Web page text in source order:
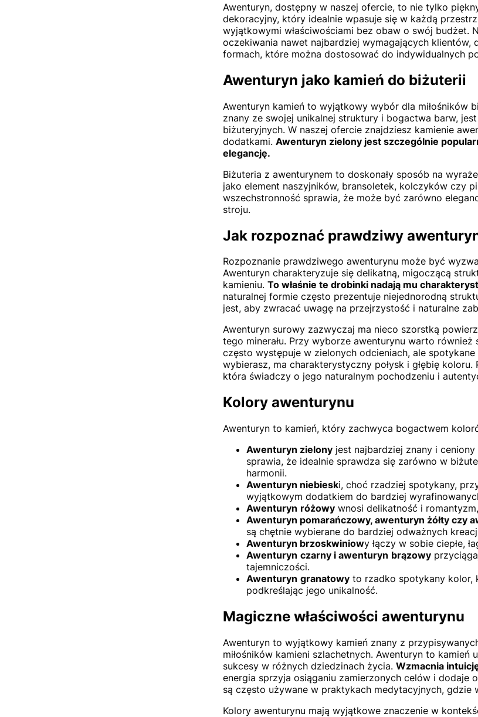
Awenturyn, dostępny w naszej ofercie, to nie tylko
dekoracyjny, który idealnie wpasuje się w każdą
wyjątkowymi właściwościami bez obaw o swój budżet.
oczekiwania nawet najbardziej wymagających
formach, które można dostosować do indywidualnych
Awenturyn jako kamień do biżuterii
Awenturyn kamień to wyjątkowy wybór dla miłośników
znany ze swojej unikalnej struktury i bogactwa barw,
biżuteryjnych. W naszej ofercie znajdziesz kamienie
dodatkami. Awenturyn zielony jest szczególnie
elegancję.
Biżuteria z awenturynem to doskonały sposób na
jako element naszyjników, bransoletek, kolczyków czy
wszechstronność sprawia, że może być zarówno
stroju.
Jak rozpoznać prawdziwy
Rozpoznanie prawdziwego awenturynu może być
Awenturyn charakteryzuje się delikatną, migoczącą
kamieniu. To właśnie te drobinki nadają mu
naturalnej formie często prezentuje niejednorodną
jest, aby zwracać uwagę na przejrzystość i naturalne
Awenturyn surowy zazwyczaj ma nieco szorstką
tego minerału. Przy wyborze awenturynu warto
często występuje w zielonych odcieniach, ale
wybierasz, ma charakterystyczny połysk i głębię
która świadczy o jego naturalnym pochodzeniu i
Kolory awenturynu
Awenturyn to kamień, który zachwyca bogactwem
Awenturyn zielony jest najbardziej znany i
sprawia, że idealnie sprawdza się zarówno w
harmonii.
Awenturyn niebieski, choć rzadziej spotykany,
wyjątkowym dodatkiem do bardziej
Awenturyn różowy wnosi delikatność i
Awenturyn pomarańczowy, awenturyn żółty czy
są chętnie wybierane do bardziej odważnych
Awenturyn brzoskwiniowy łączy w sobie ciepłe,
Awenturyn czarny i awenturyn brązowy
tajemniczości.
Awenturyn granatowy to rzadko spotykany kolor,
podkreślając jego unikalność.
Magiczne właściwości awenturynu
Awenturyn to wyjątkowy kamień znany z
miłośników kamieni szlachetnych. Awenturyn to
sukcesy w różnych dziedzinach życia. Wzmacnia
energia sprzyja osiąganiu zamierzonych celów i dodaje
są często używane w praktykach medytacyjnych,
Kolory awenturynu mają wyjątkowe znaczenie w